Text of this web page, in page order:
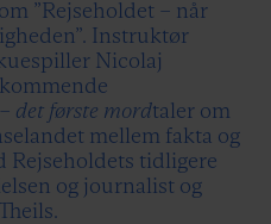
”Rejseholdet – når
Instruktør
Nicolaj
det første mordtaler om
mellem fakta og
Rejseholdets tidligere
og journalist og